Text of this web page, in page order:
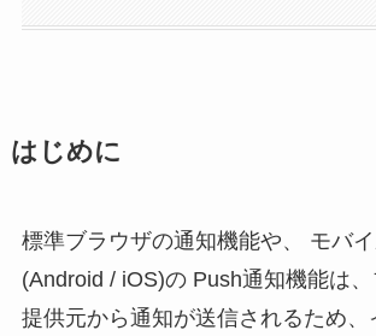
はじめに
標準ブラウザの通知機能や、 モバ
(Android / iOS)の Push通知機能は
提供元から通知が送信されるため、